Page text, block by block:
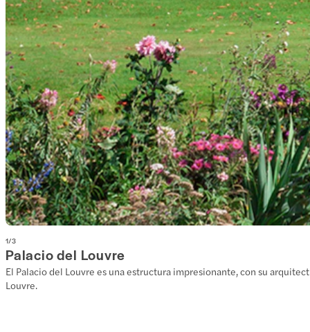
1/3
Palacio del Louvre
El Palacio del Louvre es una estructura impresionante, con su
Louvre.